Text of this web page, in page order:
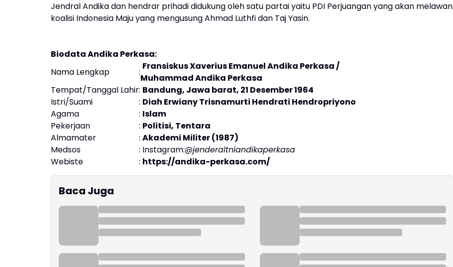
Jendral Andika dan hendrar prihadi didukung oleh satu partai yaitu PDI Perjuangan yang akan melawan
koalisi Indonesia Maju yang mengusung Ahmad Luthfi dan Taj Yasin.
Biodata Andika Perkasa:
Nama Lengkap
:
Fransiskus Xaverius Emanuel Andika Perkasa /
Muhammad Andika Perkasa
Tempat/Tanggal Lahir: Bandung, Jawa barat, 21 Desember 1964
Istri/Suami
: Diah Erwiany Trisnamurti Hendrati Hendropriyono
Agama
: Islam
Pekerjaan
: Politisi, Tentara
Almamater
: Akademi Militer (1987)
Medsos
: Instagram:@jenderaltniandikaperkasa
Webiste
: https://andika-perkasa.com/
Baca Juga